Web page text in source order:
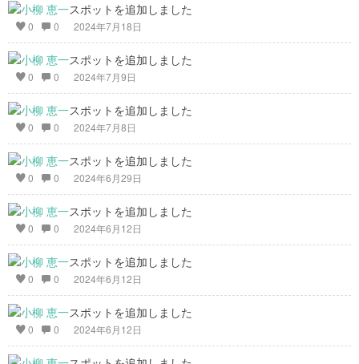
スポットを追加しました
0 0 2024年7月18日
スポットを追加しました
0 0 2024年7月9日
スポットを追加しました
0 0 2024年7月8日
スポットを追加しました
0 0 2024年6月29日
スポットを追加しました
0 0 2024年6月12日
スポットを追加しました
0 0 2024年6月12日
スポットを追加しました
0 0 2024年6月12日